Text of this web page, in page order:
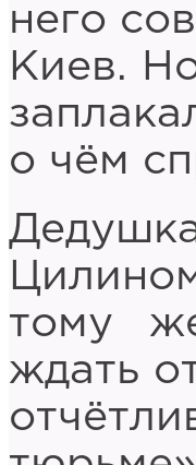
него
Киев.
о чём
тому
ждать